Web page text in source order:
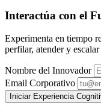
Interactúa con el
Experimenta en tiempo
perfilar, atender y
Nombre del Innovador
Email Corporativo
Iniciar Experiencia